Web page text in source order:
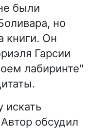
были
но
книги. Он
Гарсии
лабиринте"
искать
обсудил